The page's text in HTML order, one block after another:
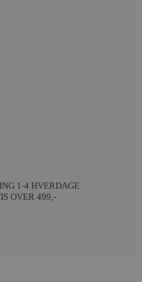
1-4 HVERDAGE
OVER 499,-